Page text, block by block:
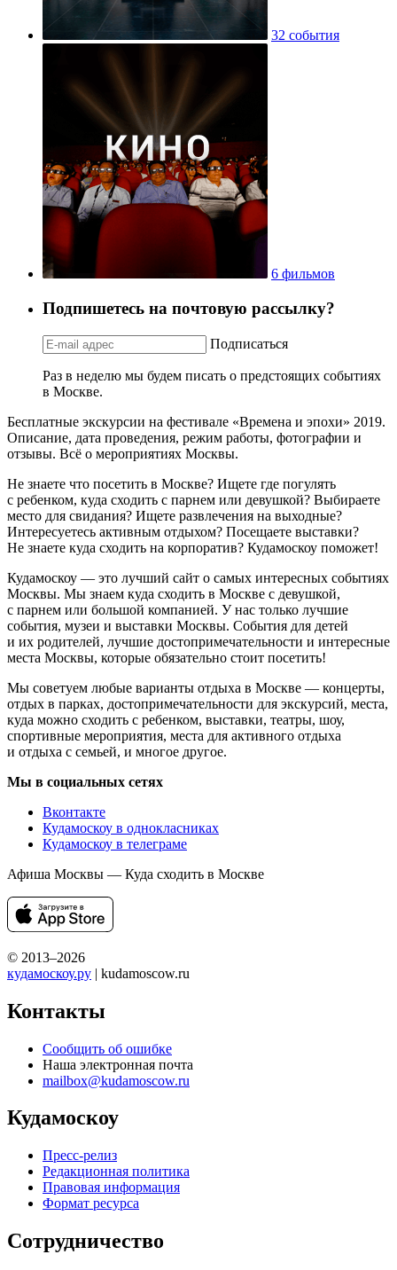
32 события
6 фильмов
Подпишетесь на почтовую рассылку?
Подписаться
Раз в неделю мы будем писать о предстоящих событиях
в Москве.
Бесплатные экскурсии на фестивале «Времена и эпохи» 2019.
Описание, дата проведения, режим работы, фотографии и
отзывы. Всё о мероприятиях Москвы.
Не знаете что посетить в Москве? Ищете где погулять
с ребенком, куда сходить с парнем или девушкой? Выбираете
место для свидания? Ищете развлечения на выходные?
Интересуетесь активным отдыхом? Посещаете выставки?
Не знаете куда сходить на корпоратив? Кудамоскоу поможет!
Кудамоскоу — это лучший сайт о самых интересных событиях
Москвы. Мы знаем куда сходить в Москве с девушкой,
с парнем или большой компанией. У нас только лучшие
события, музеи и выставки Москвы. События для детей
и их родителей, лучшие достопримечательности и интересные
места Москвы, которые обязательно стоит посетить!
Мы советуем любые варианты отдыха в Москве — концерты,
отдых в парках, достопримечательности для экскурсий, места,
куда можно сходить с ребенком, выставки, театры, шоу,
спортивные мероприятия, места для активного отдыха
и отдыха с семьей, и многое другое.
Мы в социальных сетях
Вконтакте
Кудамоскоу в однокласниках
Кудамоскоу в телеграме
Афиша Москвы — Куда сходить в Москве
© 2013–2026
кудамоскоу.ру | kudamoscow.ru
Контакты
Сообщить об ошибке
Наша электронная почта
mailbox@kudamoscow.ru
Кудамоскоу
Пресс-релиз
Редакционная политика
Правовая информация
Формат ресурса
Сотрудничество